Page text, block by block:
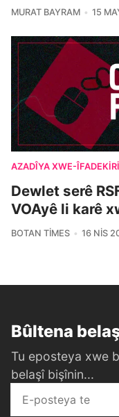
MURAT BAYRAM 15
AZADÎYA XWE-
Dewlet serê
VOAyê li karê
BOTAN TIMES 16 NIS
Bûltena
Tu eposteya xwe
belaşî bişînin...